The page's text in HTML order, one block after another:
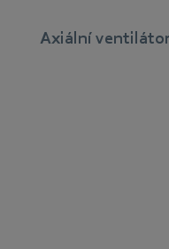
Axiální